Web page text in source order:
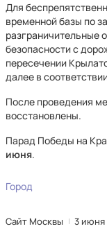
Для
временной базы по
разграничительные
безопасности с
пересечении
далее в
После проведения
восстановлены.
Парад Победы на
июня.
Город
Сайт Москвы 3 июня